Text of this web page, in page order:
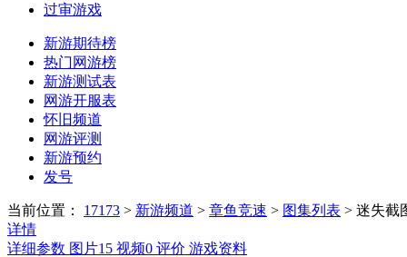
过审游戏
新游期待榜
热门网游榜
新游测试表
网游开服表
怀旧频道
网游评测
新游预约
发号
当前位置： 17173 > 新游频道 > 章鱼竞速 > 图集列表 > 迷失截
详情
详细参数 图片15 视频0 评价 游戏资料